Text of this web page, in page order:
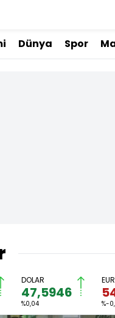
Dünya Spor
DOLAR
47,5946
%0,04 %-